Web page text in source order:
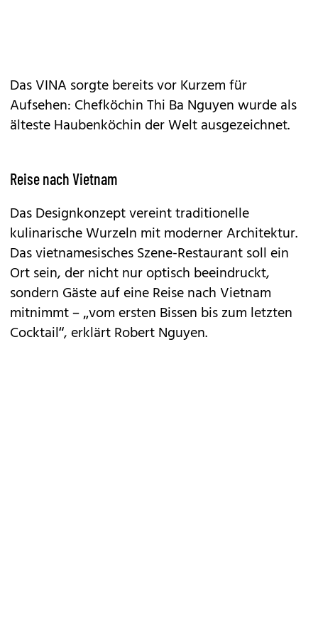
Das VINA sorgte bereits vor Kurzem für
Aufsehen: Chefköchin Thi Ba Nguyen wurde als
älteste Haubenköchin der Weltausgezeichnet.
Reise nach Vietnam
Das Designkonzept vereint traditionelle
kulinarische Wurzeln mit moderner Architektur.
Das vietnamesisches Szene-Restaurant soll ein
Ort sein, der nicht nur optisch beeindruckt,
sondern Gäste auf eine Reise nach Vietnam
mitnimmt – „vom ersten Bissen bis zum letzten
Cocktail“, erklärt Robert Nguyen.